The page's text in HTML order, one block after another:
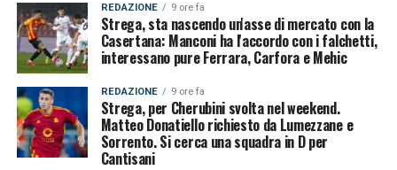
REDAZIONE 9 ore fa
Strega, sta nascendo un'asse di mercato con la
Casertana: Manconi ha l'accordo con i falchetti,
interessano pure Ferrara, Carfora e Mehic
REDAZIONE 9 ore fa
Strega, per Cherubini svolta nel weekend.
Matteo Donatiello richiesto da Lumezzane e
Sorrento. Si cerca una squadra in D per
Cantisani